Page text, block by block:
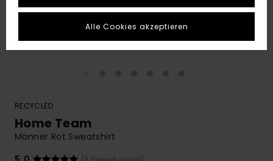
RECYCLED
Home Team
Männer Rot Sweatshirt
Alle Cookies akzeptieren